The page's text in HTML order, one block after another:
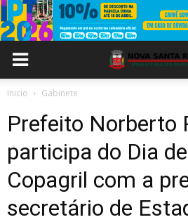
Inicio Gabinete
Prefeito Norberto
participa do Dia
Copagril com a
secretário de